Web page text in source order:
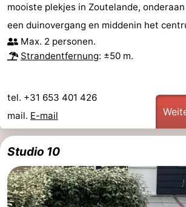
mooiste plekjes in Zoutelande,
een duinovergang en middenin het
Max. 2 personen.
Strandentfernung: ±50 m.
tel. +31 653 401 426
mail. E-mail
Studio 10